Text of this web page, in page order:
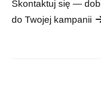
Skontaktuj się —
do Twojej kampanii